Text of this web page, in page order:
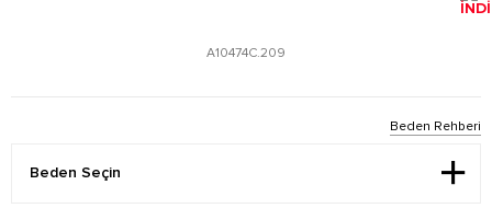
A10474C.209
Beden Rehberi